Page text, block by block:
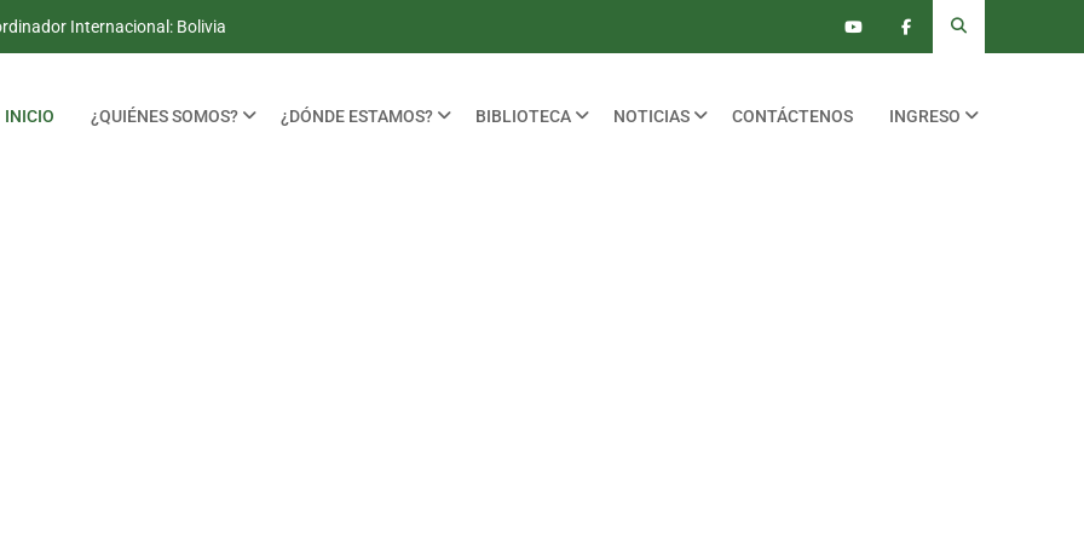
Internacional: Bolivia
INICIO ¿QUIÉNES SOMOS? ¿DÓNDE ESTAMOS? BIBLIOTECA NOTICIAS CONTÁCTENOS INGRESO